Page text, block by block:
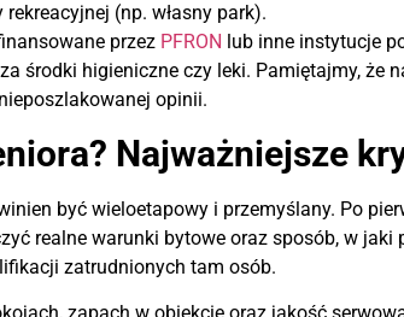
(np. własny park).
przez PFRON lub inne instytucje
środki higieniczne czy leki. Pamiętajmy,
opinii.
Najważniejsze
być wieloetapowy i przemyślany. Po
realne warunki bytowe oraz sposób, w
zatrudnionych tam osób.